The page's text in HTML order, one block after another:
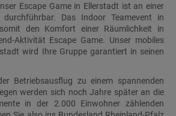
Escape Game in Ellerstadt ist an einer
Das Indoor Teamevent in
den Komfort einer Räumlichkeit in
Aktivität Escape Game. Unser mobiles
wird Ihre Gruppe garantiert in seinen
Betriebsausflug zu einem spannenden
werden sich noch Jahre später an die
in der 2.000 Einwohner zählenden